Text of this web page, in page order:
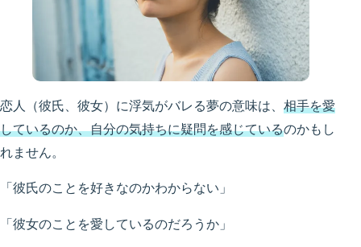
恋人（彼氏、彼女）に浮気がバレる夢の意味は、 相手を愛
しているのか、自分の気持ちに疑問を感じているのかもし
れません。
「彼氏のことを好きなのかわからない」
「彼女のことを愛しているのだろうか」